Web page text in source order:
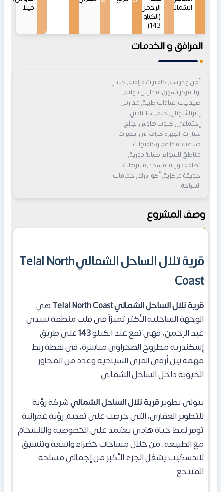
الشمالي الرحمن
(الكيلو
143)
فيلا
المرافق و الخدمات
أمن وحراسة, كاميرات مراقبة, كيدز
اريا, مركز تسوق, مدارس دولية,
صيدليات, عيادات طبية, مدارس
إنترناشيونال, جيم, سبا, نادي
إجتماعي, كلوب هاوس, جراج
سيارات, أجهزة صراف آلي, بحيرات
صناعية, مطاعم وكافيهات,
مناطق للشواء, صيانة دورية,
نظافة دورية, مسجد, متنزهات,
حديقة مركزية, أكوا بارك, حمامات
السباحة
وصف المشروع
قرية تلال الساحل الشمالي Telal North
Coast
قرية تلال الساحل الشمالي Telal North Coast
هي
الوجهة الساحلية الأكثر تميزاً في قلب منطقة سيدي
عبد الرحمن، فهي تقع عند الكيلو143على طريق
إسكندرية مطروح الصحراوي مباشرة، في نقطة ربط
مهمة بين أرقى القرى السياحية وعدد من المحاور
الحيوية داخل الساحل الشمالي.
يتولى تطويرقرية تلال الساحل الشماليشركة رؤية
للتطوير العقاري، التي حرصت على تقديم رؤية عمرانية
توفر نمط حياة هادئ يعتمد على الخصوصية والانسجام
مع الطبيعة، من خلال مساحات خضراء واسعة وتنسيق
لاندسكيب يشغل الجزء الأكبر من إجمالي مساحة
المنتجع.